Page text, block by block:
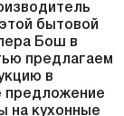
бытовой
Бош в
предлагаем
в
предложение
на кухонные